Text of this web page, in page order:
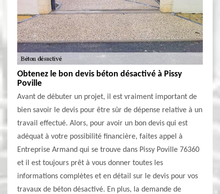
Obtenez le bon devis béton désactivé à Pissy
Poville
Avant de débuter un projet, il est vraiment important de
bien savoir le devis pour être sûr de dépense relative à un
travail effectué. Alors, pour avoir un bon devis qui est
adéquat à votre possibilité financière, faites appel à
Entreprise Armand qui se trouve dans Pissy Poville 76360
et il est toujours prêt à vous donner toutes les
informations complètes et en détail sur le devis pour vos
travaux de béton désactivé. En plus, la demande de